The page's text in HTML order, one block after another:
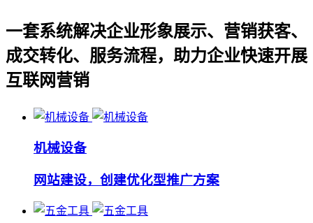
一套系统解决企业形象展示、营销获客、
成交转化、服务流程，助力企业快速开展
互联网营销
机械设备
网站建设，创建优化型推广方案